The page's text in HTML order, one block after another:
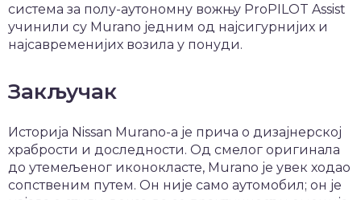
система за полу-аутономну вожњу ProPILOT Assist
учинили су Murano једним од најсигурнијих и
најсавременијих возила у понуди.
Закључак
Историја Nissan Murano-а је прича о дизајнерској
храбрости и доследности. Од смелог оригинала
до утемељеног иконокласте, Murano је увек ходао
сопственим путем. Он није само аутомобил; он је